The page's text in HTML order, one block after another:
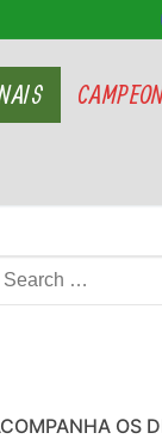
Pesquisar
OS